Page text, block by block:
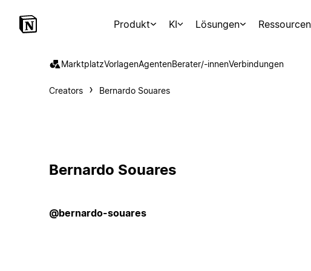
Produkt KI Lösungen Ressourcen
MarktplatzVorlagenAgentenBerater/-innenVerbindungen
Creators Bernardo Souares
Bernardo Souares
@bernardo-souares